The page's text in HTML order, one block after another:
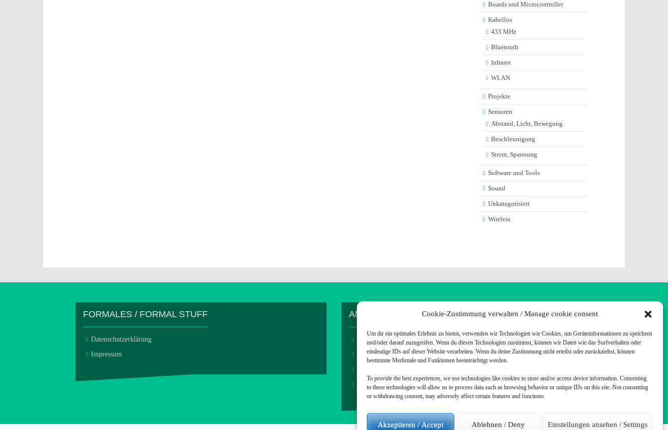
Cookie-Zustimmung verwalten / Manage cookie consent
Um dir ein optimales Erlebnis zu bieten, verwenden wir Technologien wie Cookies, um Geräteinformationen zu speichern
und/oder darauf zuzugreifen. Wenn du diesen Technologien zustimmst, können wir Daten wie das Surfverhalten oder
eindeutige IDs auf dieser Website verarbeiten. Wenn du deine Zustimmung nicht erteilst oder zurückziehst, können
bestimmte Merkmale und Funktionen beeinträchtigt werden.
To provide the best experiences, we use technologies like cookies to store and/or access device information. Consenting
to these technologies will allow us to process data such as browsing behavior or unique IDs on this site. Not consenting
or withdrawing consent, may adversely affect certain features and functions.
Akzeptieren / Accept Ablehnen / Deny Einstellungen ansehen / Settings
Boards und Microcontroller
Kabellos
433 MHz
Bluetooth
Infrarot
WLAN
Projekte
Sensoren
Abstand, Licht, Bewegung
Beschleunigung
Strom, Spannung
Software und Tools
Sound
Unkategorisiert
Wireless
FORMALES / FORMAL STUFF
Datenschutzerklärung
Impressum
ANDERES / OTHER STUFF
Startseite
Besucht mich auf Github